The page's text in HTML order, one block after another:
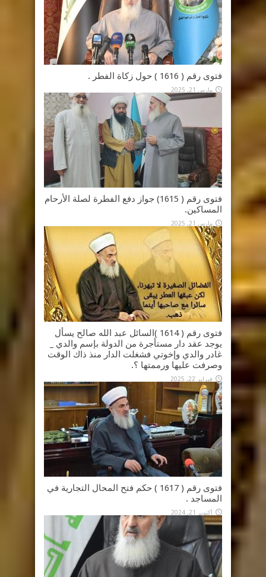
فتوى رقم ( 1616 ) حول زكاة الفطر .
مارس 21, 2025
فتوى رقم ( 1615) جواز دفع الفطرة لصلة الأرحام
المساكين.
مارس 21, 2025
فتوى رقم ( 1614 )السائل عبد الله صالح يسأل
يوجد عقد دار مستأجرة من الدولة بإسم والدي _
غادر والدي وإخوتي فشغلت الدار منذ ذاك الوقت
وصرفت عليها ورممتها ؟.
فبراير 22, 2025
فتوى رقم ( 1617 ) حكم فتح المحال التجارية في
المساجد .
أكتوبر 21, 2024